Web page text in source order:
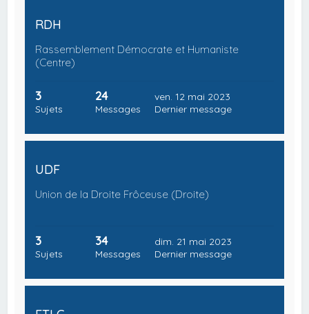
RDH
Rassemblement Démocrate et Humaniste
(Centre)
3
Sujets
24
Messages
ven. 12 mai 2023
Dernier message
UDF
Union de la Droite Frôceuse (Droite)
3
Sujets
34
Messages
dim. 21 mai 2023
Dernier message